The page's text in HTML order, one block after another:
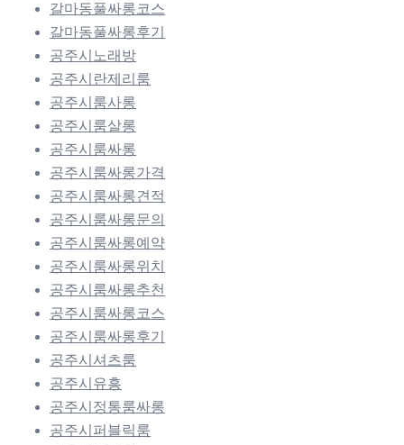
갈마동풀싸롱코스
갈마동풀싸롱후기
공주시노래방
공주시란제리룸
공주시룸사롱
공주시룸살롱
공주시룸싸롱
공주시룸싸롱가격
공주시룸싸롱견적
공주시룸싸롱문의
공주시룸싸롱예약
공주시룸싸롱위치
공주시룸싸롱추천
공주시룸싸롱코스
공주시룸싸롱후기
공주시셔츠룸
공주시유흥
공주시정통룸싸롱
공주시퍼블릭룸